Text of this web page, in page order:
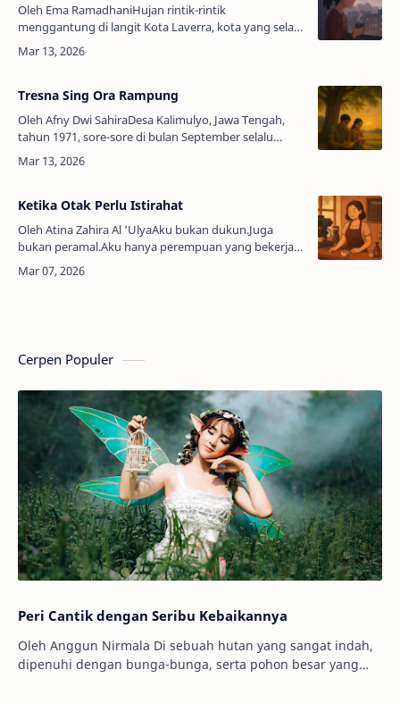
Oleh Ema RamadhaniHujan rintik-rintik
menggantung di langit Kota Laverra, kota yang selalu
padat oleh mahasiswa perantauan. Di sinilah Aruna
memulai hidup barunya, seorang gadis be…
Tresna Sing Ora Rampung
Oleh Afny Dwi SahiraDesa Kalimulyo, Jawa Tengah,
tahun 1971, sore-sore di bulan September selalu
berbau tanah basah dan kayu bakar. Burung-burung
prenjak pulang ke sarang di rumpun…
Ketika Otak Perlu Istirahat
Oleh Atina Zahira Al ‘UlyaAku bukan dukun.Juga
bukan peramal.Aku hanya perempuan yang bekerja
dari balik meja bar. Bertahun-tahun berdiri dan
menggiling dari balik mesin espresso. …
Cerpen Populer
Peri Cantik dengan Seribu Kebaikannya
Oleh Anggun Nirmala Di sebuah hutan yang sangat indah,
dipenuhi dengan bunga-bunga, serta pohon besar yang